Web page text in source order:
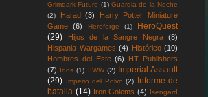
Grimdark Future (1) Guargia de la Noche
(2)
Harad (3)
Harry Potter Miniature
Game
(6) Heroforge (1)
HeroQuest
(29)
Hijos de la Sangre Negra
(8)
Hispania Wargames (4) Histórico (10)
Hombres del Este (6)
HT Publishers
(7) Idos (1) IIWW (2)
Imperial Assault
(29) Imperio del Polvo (2)
Informe de
batalla (14) Iron Golems (4) Isengard